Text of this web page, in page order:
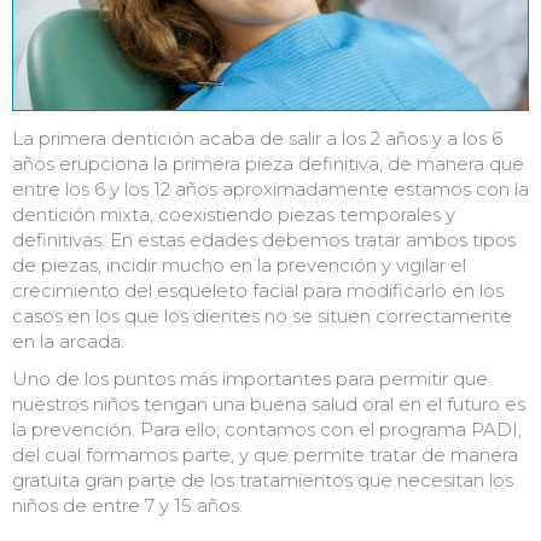
La primera dentición acaba de salir a los 2 años y a los 6
años erupciona la primera pieza definitiva, de manera que
entre los 6 y los 12 años aproximadamente estamos con la
dentición mixta, coexistiendo piezas temporales y
definitivas. En estas edades debemos tratar ambos tipos
de piezas, incidir mucho en la prevención y vigilar el
crecimiento del esqueleto facial para modificarlo en los
casos en los que los dientes no se situen correctamente
en la arcada.
Uno de los puntos más importantes para permitir que
nuestros niños tengan una buena salud oral en el futuro es
la prevención. Para ello, contamos con el programa PADI,
del cual formamos parte, y que permite tratar de manera
gratuita gran parte de los tratamientos que necesitan los
niños de entre 7 y 15 años.